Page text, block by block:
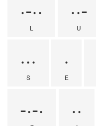
·-··
L
··-
U
···
S
·
E
-·-· ··